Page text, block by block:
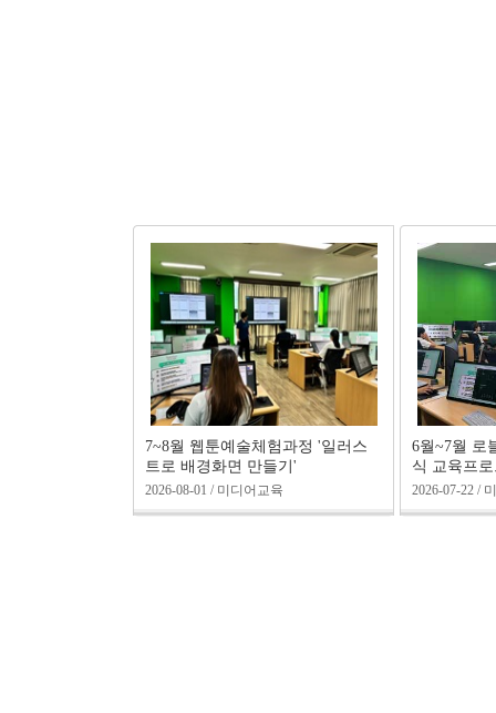
7~8월 웹툰예술체험과정 '일러스
트로 배경화면 만들기'
2026-08-01 / 미디어교육
6월~7월 로
식 교육프
2026-07-22 /